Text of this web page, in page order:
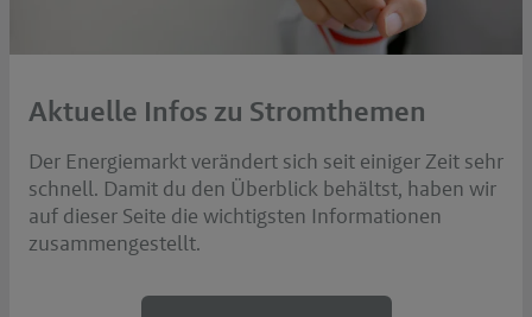
Aktuelle Infos zu Stromthemen
Der Energiemarkt verändert sich seit einiger Zeit sehr
schnell. Damit du den Überblick behältst, haben wir
auf dieser Seite die wichtigsten Informationen
zusammengestellt.